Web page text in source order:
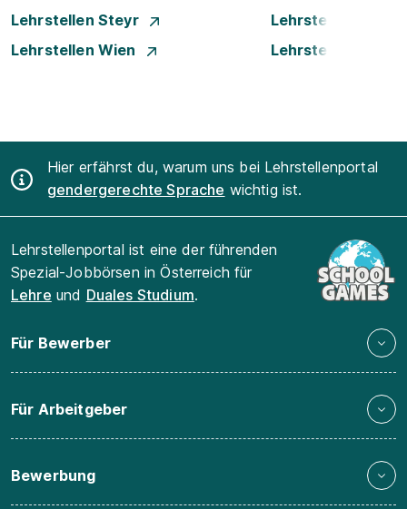
Lehrstellen Steyr
Lehrstellen Traun
Lehrstellen Wien
Lehrstellen
Hier erfährst du, warum uns bei Lehrstellenportal
gendergerechte Sprache wichtig ist.
Lehrstellenportal ist eine der führenden
Spezial-Jobbörsen in Österreich für
Lehre und Duales Studium.
Für Bewerber
Für Arbeitgeber
Bewerbung